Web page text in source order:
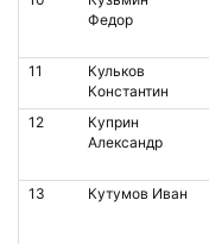
Федор
11
Кульков
Константин
12
Куприн
Александр
13 Кутумов Иван